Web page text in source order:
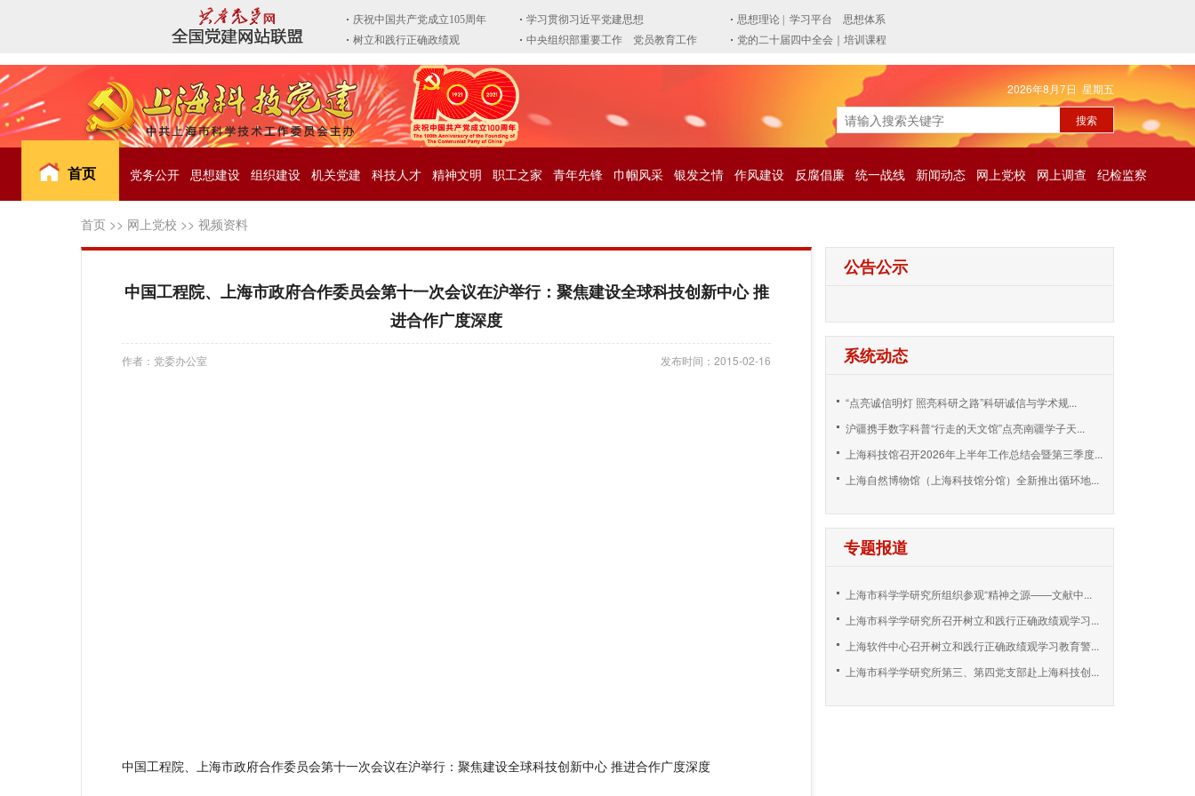
2026年8月7日 星期五
首页 党务公开 思想建设 组织建设 机关党建 科技人才 精神文明 职工之家 青年先锋 巾帼风采 银发之情 作风建设 反腐倡廉 统一战线 新闻动态 网上党校 网上调查 纪检监察
首页 >> 网上党校 >> 视频资料
中国工程院、上海市政府合作委员会第十一次会议在沪举行：聚焦建设全球科技创新中心 推
进合作广度深度
作者：党委办公室 发布时间：2015-02-16
中国工程院、上海市政府合作委员会第十一次会议在沪举行：聚焦建设全球科技创新中心 推进合作广度深度
公告公示
系统动态
“点亮诚信明灯 照亮科研之路”科研诚信与学术规...
沪疆携手数字科普“行走的天文馆”点亮南疆学子天...
上海科技馆召开2026年上半年工作总结会暨第三季度...
上海自然博物馆（上海科技馆分馆）全新推出循环地...
专题报道
上海市科学学研究所组织参观“精神之源——文献中...
上海市科学学研究所召开树立和践行正确政绩观学习...
上海软件中心召开树立和践行正确政绩观学习教育警...
上海市科学学研究所第三、第四党支部赴上海科技创...